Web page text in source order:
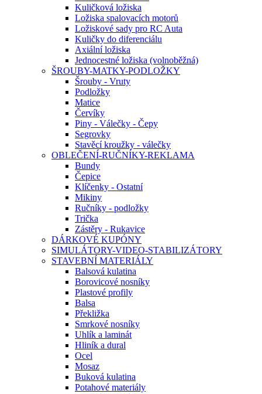
Kuličková ložiska
Ložiska spalovacích motorů
Ložiskové sady pro RC Auta
Kuličky do diferenciálu
Axiální ložiska
Jednocestné ložiska (volnoběžná)
ŠROUBY-MATKY-PODLOŽKY
Šrouby - Vruty
Podložky
Matice
Červíky
Piny - Válečky - Čepy
Segrovky
Stavěcí kroužky - válečky
OBLEČENÍ-RUČNÍKY-REKLAMA
Bundy
Čepice
Klíčenky - Ostatní
Mikiny
Ručníky - podložky
Trička
Zástěry - Rukavice
DÁRKOVÉ KUPÓNY
SIMULÁTORY-VIDEO-STABILIZÁTORY
STAVEBNÍ MATERIÁLY
Balsová kulatina
Borovicové nosníky
Plastové profily
Balsa
Překližka
Smrkové nosníky
Uhlík a laminát
Hliník a dural
Ocel
Mosaz
Buková kulatina
Potahové materiály